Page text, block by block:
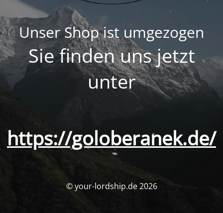
Unser Shop ist umgezogen
Sie finden uns jetzt
unter
https://goloberanek.de/
© your-lordship.de 2026